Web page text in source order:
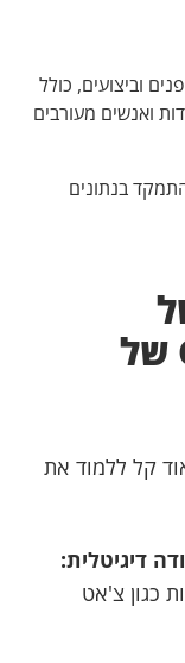
וביצועים, כולל
ואנשים מעורבים
בנתונים
פתרונות IMS ו-CMS של
קל ללמוד את
דיגיטלית:
כגון צ'אט